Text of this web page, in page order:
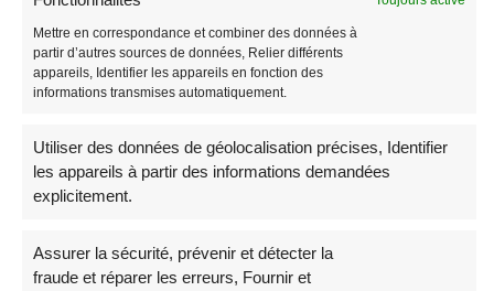
Mettre en correspondance et combiner des données à
partir d’autres sources de données, Relier différents
appareils, Identifier les appareils en fonction des
informations transmises automatiquement.
Utiliser des données de géolocalisation précises, Identifier
les appareils à partir des informations demandées
explicitement.
Assurer la sécurité, prévenir et détecter la
fraude et réparer les erreurs, Fournir et
Sac Banane Velours
Côtelé Double Poche
Streetwear
29,90€
Sac Banane Bouclette
29,90